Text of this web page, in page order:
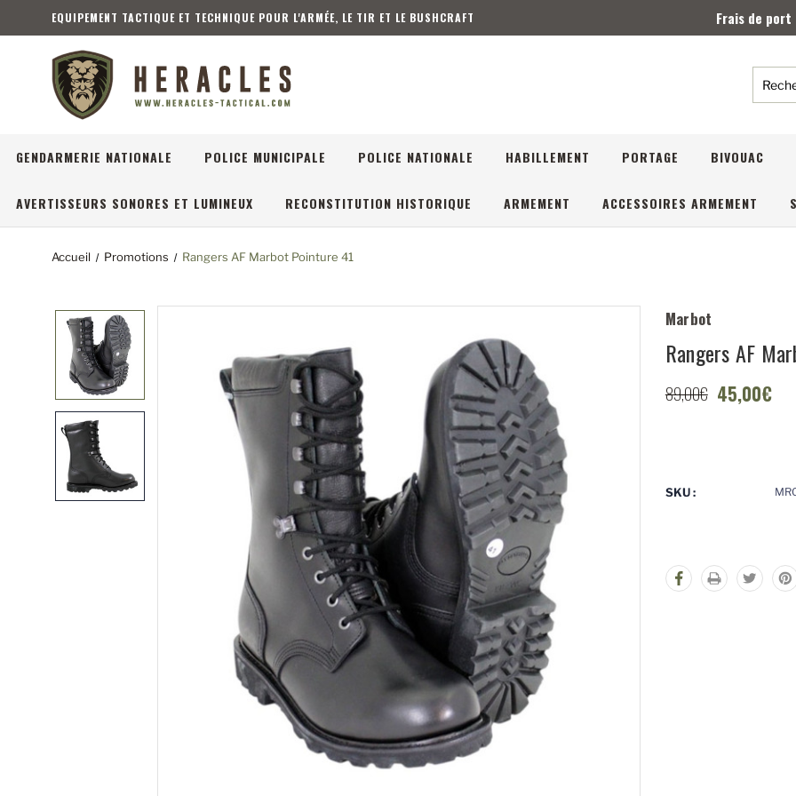
EQUIPEMENT TACTIQUE ET TECHNIQUE POUR L'ARMÉE, LE TIR ET LE BUSHCRAFT Frais de
GENDARMERIE NATIONALE POLICE MUNICIPALE POLICE NATIONALE HABILLEMENT PORTAGE BIVOUAC
AVERTISSEURS SONORES ET LUMINEUX RECONSTITUTION HISTORIQUE ARMEMENT ACCESSOIRES ARMEMENT
Accueil Promotions Rangers AF Marbot Pointure 41
Marbot
Rangers AF
89,00€ 45,00€
SKU :